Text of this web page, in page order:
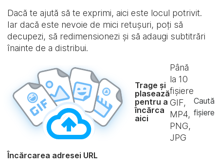
Dacă te ajută să te exprimi, aici este locul potrivit.
Iar dacă este nevoie de mici retușuri, poți să
decupezi, să redimensionezi și să adaugi subtitrări
înainte de a distribui.
Trage și
plasează
pentru a
încărca
aici
Până
la 10
fișiere
GIF,
MP4,
PNG,
JPG
Caută
fișiere
Încărcarea adresei URL